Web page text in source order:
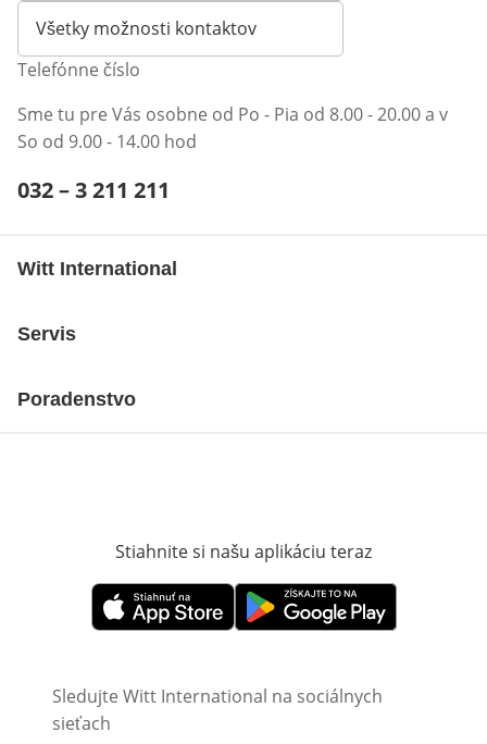
Všetky možnosti kontaktov
Telefónne číslo
Sme tu pre Vás osobne od Po - Pia od 8.00 - 20.00 a v
So od 9.00 - 14.00 hod
Telefónne číslo:
032 – 3 211 211
Witt International
Servis
Poradenstvo
Stiahnite si našu aplikáciu teraz
Otvorí sa vnovom okneOtvorí sa vnovom okne
Sledujte Witt International na sociálnych
sieťach